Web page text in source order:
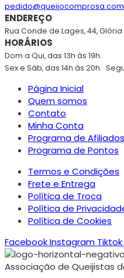
ENDEREÇO
Rua Conde de Lages, 44, Glória
HORÁRIOS
Dom a Qui, das 13h às 19h.
Sex e Sáb, das 14h às 20h.
Página Inicial
Quem somos
Contato
Minha Conta
Programa de Afiliados
Programa de Pontos
Termos e Condições
Frete e Entrega
Política de Troca
Política de
Política de Cookies
FacebookInstagram Tiktok
Associação de Queijistas